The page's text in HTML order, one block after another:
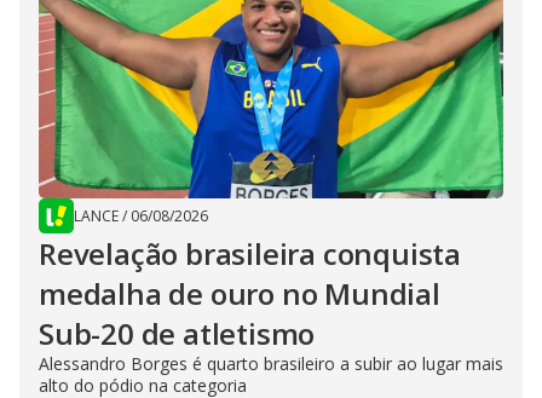
LANCE/ 06/08/2026
Revelação brasileira conquista
medalha de ouro no Mundial
Sub-20 de atletismo
Alessandro Borges é quarto brasileiro a subir ao lugar mais
alto do pódio na categoria